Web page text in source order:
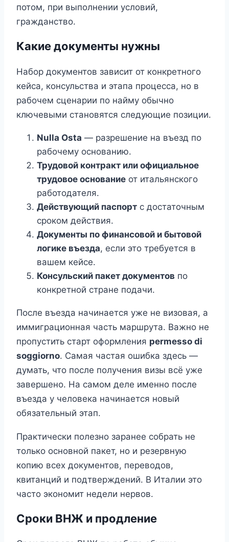
потом, при выполнении условий,
гражданство.
Какие документы нужны
Набор документов зависит от конкретного
кейса, консульства и этапа процесса, но в
рабочем сценарии по найму обычно
ключевыми становятся следующие позиции.
Nulla Osta — разрешение на въезд по
рабочему основанию.
Трудовой контракт или официальное
трудовое основание от итальянского
работодателя.
Действующий паспорт с достаточным
сроком действия.
Документы по финансовой и бытовой
логике въезда, если это требуется в
вашем кейсе.
Консульский пакет документов по
конкретной стране подачи.
После въезда начинается уже не визовая, а
иммиграционная часть маршрута. Важно не
пропустить старт оформления permesso di
soggiorno. Самая частая ошибка здесь —
думать, что после получения визы всё уже
завершено. На самом деле именно после
въезда у человека начинается новый
обязательный этап.
Практически полезно заранее собрать не
только основной пакет, но и резервную
копию всех документов, переводов,
квитанций и подтверждений. В Италии это
часто экономит недели нервов.
Сроки ВНЖ и продление